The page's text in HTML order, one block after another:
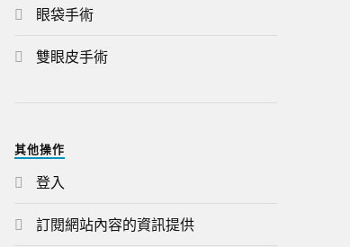
眼袋手術
雙眼皮手術
其他操作
登入
訂閱網站內容的資訊提供